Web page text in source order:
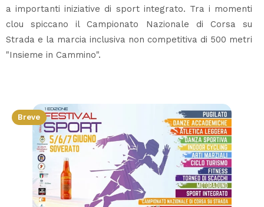
a importanti iniziative di sport integrato. Tra i momenti
clou spiccano il Campionato Nazionale di Corsa su
Strada e la marcia inclusiva non competitiva di 500 metri
"Insieme in Cammino".
Breve